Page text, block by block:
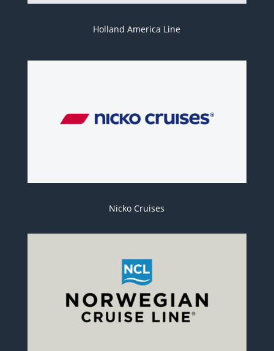
Holland America Line
Nicko Cruises